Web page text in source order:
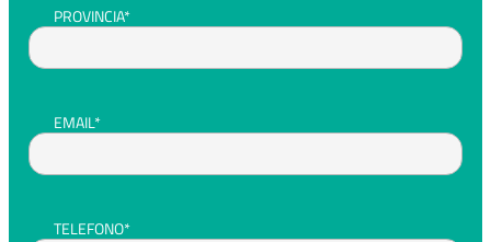
PROVINCIA*
EMAIL*
TELEFONO*